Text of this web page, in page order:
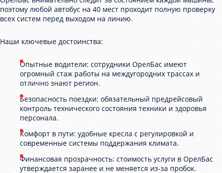
поэтому любой автобус на 40 мест проходит полную проверку
всех систем перед выходом на линию.
Наши ключевые достоинства:
Опытные водители: сотрудники ОрелБас имеют
огромный стаж работы на междугородних трассах и
отлично знают регион.
Безопасность поездки: обязательный предрейсовый
контроль технического состояния техники и здоровья
персонала.
Комфорт в пути: удобные кресла с регулировкой и
современные системы поддержания климата.
Финансовая прозрачность: стоимость услуги в ОрелБас
утверждается заранее и не меняется из-за пробок.